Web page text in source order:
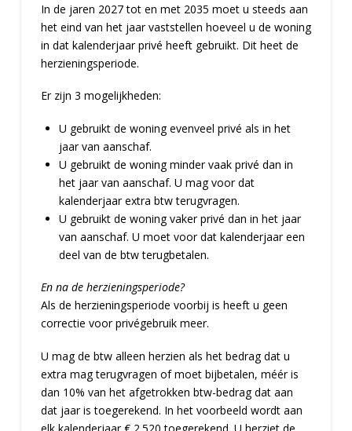
In de jaren 2027 tot en met 2035 moet u steeds aan
het eind van het jaar vaststellen hoeveel u de woning
in dat kalenderjaar privé heeft gebruikt. Dit heet de
herzieningsperiode.
Er zijn 3 mogelijkheden:
U gebruikt de woning evenveel privé als in het
jaar van aanschaf.
U gebruikt de woning minder vaak privé dan in
het jaar van aanschaf. U mag voor dat
kalenderjaar extra btw terugvragen.
U gebruikt de woning vaker privé dan in het jaar
van aanschaf. U moet voor dat kalenderjaar een
deel van de btw terugbetalen.
En na de herzieningsperiode?
Als de herzieningsperiode voorbij is heeft u geen
correctie voor privégebruik meer.
U mag de btw alleen herzien als het bedrag dat u
extra mag terugvragen of moet bijbetalen, méér is
dan 10% van het afgetrokken btw-bedrag dat aan
dat jaar is toegerekend. In het voorbeeld wordt aan
elk kalenderjaar € 2.520 toegerekend. U herziet de